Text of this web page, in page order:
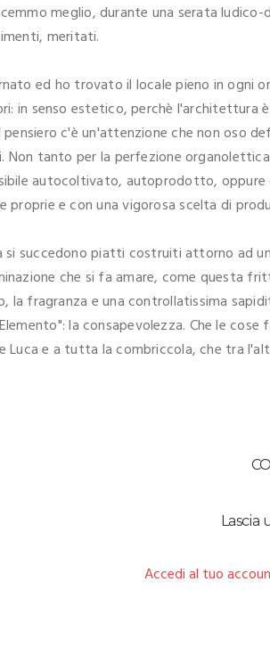
meglio, durante una serata
meritati.
ed ho trovato il locale pieno in ogni
in senso estetico, perchè l'architettura
c'è un'attenzione che non oso
Non tanto per la perfezione
autocoltivato, autoprodotto, oppure
proprie e con una vigorosa scelta di
si succedono piatti costruiti attorno ad
che si fa amare, come questa
la fragranza e una controllatissima
la consapevolezza. Che le
Luca e a tutta la combriccola, che tra
Lascia
Accedi al tuo